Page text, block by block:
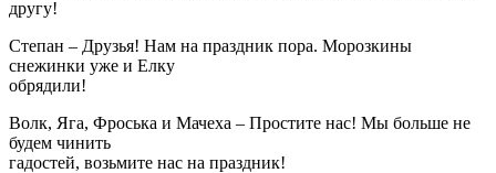
другу!
Степан – Друзья! Нам на праздник пора. Морозкины
снежинки уже и Елку
обрядили!
Волк, Яга, Фроська и Мачеха – Простите нас! Мы больше не
будем чинить
гадостей, возьмите нас на праздник!